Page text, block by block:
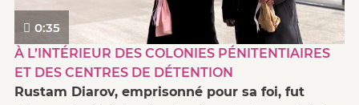
0:35
À L’INTÉRIEUR DES COLONIES PÉNITENTIAIRES
ET DES CENTRES DE DÉTENTION
Rustam Diarov, emprisonné pour sa foi, fut